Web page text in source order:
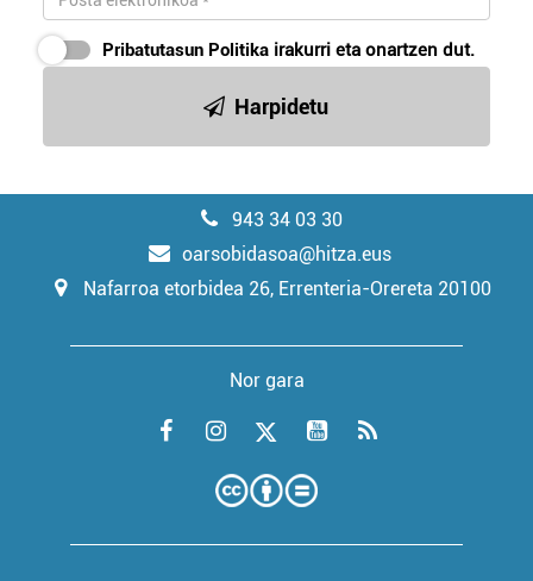
Pribatutasun Politika irakurri eta onartzen dut.
Harpidetu
943 34 03 30
oarsobidasoa@hitza.eus
Nafarroa etorbidea 26, Errenteria-Orereta 20100
Nor gara